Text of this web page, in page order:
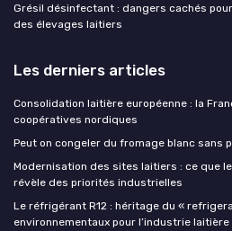
Grésil désinfectant : dangers cachés
des élevages laitiers
Les derniers articles
Consolidation laitière européenne : la
coopératives nordiques
Peut on congeler du fromage blanc sans
Modernisation des sites laitiers : ce que
révèle des priorités industrielles
Le réfrigérant R12 : héritage du «
environnementaux pour l’industrie laitière